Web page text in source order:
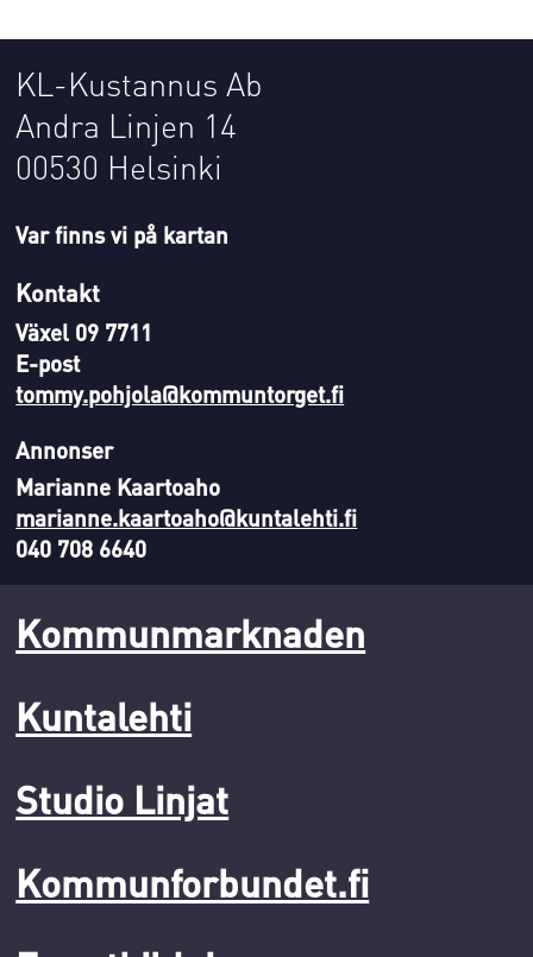
KL-Kustannus Ab
Andra Linjen 14
00530 Helsinki
Var finns vi på kartan
Kontakt
Växel 09 7711
E-post
tommy.pohjola@kommuntorget.fi
Annonser
Marianne Kaartoaho
marianne.kaartoaho@kuntalehti.fi
040 708 6640
Kommunmarknaden
Kuntalehti
Studio Linjat
Kommunforbundet.fi